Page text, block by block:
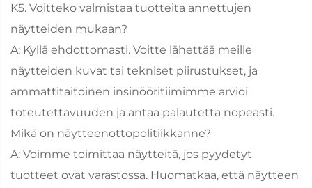
K5. Voitteko valmistaa tuotteita annettujen
näytteiden mukaan?
A: Kyllä ehdottomasti. Voitte lähettää meille
näytteiden kuvat tai tekniset piirustukset, ja
ammattitaitoinen insinööritiimimme arvioi
toteutettavuuden ja antaa palautetta nopeasti.
Mikä on näytteenottopolitiikkanne?
A: Voimme toimittaa näytteitä, jos pyydetyt
tuotteet ovat varastossa. Huomatkaa, että näytteen